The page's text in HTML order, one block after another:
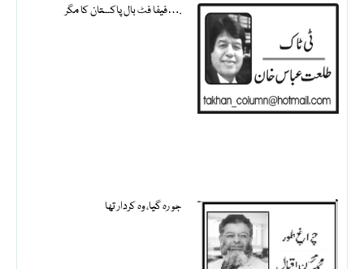
فیفا فٹ بال پاکستان کا مگر….
جو رہ گیا، وہ کردار تھا